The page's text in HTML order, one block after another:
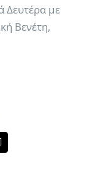
Δευτέρα με
Βενέτη,